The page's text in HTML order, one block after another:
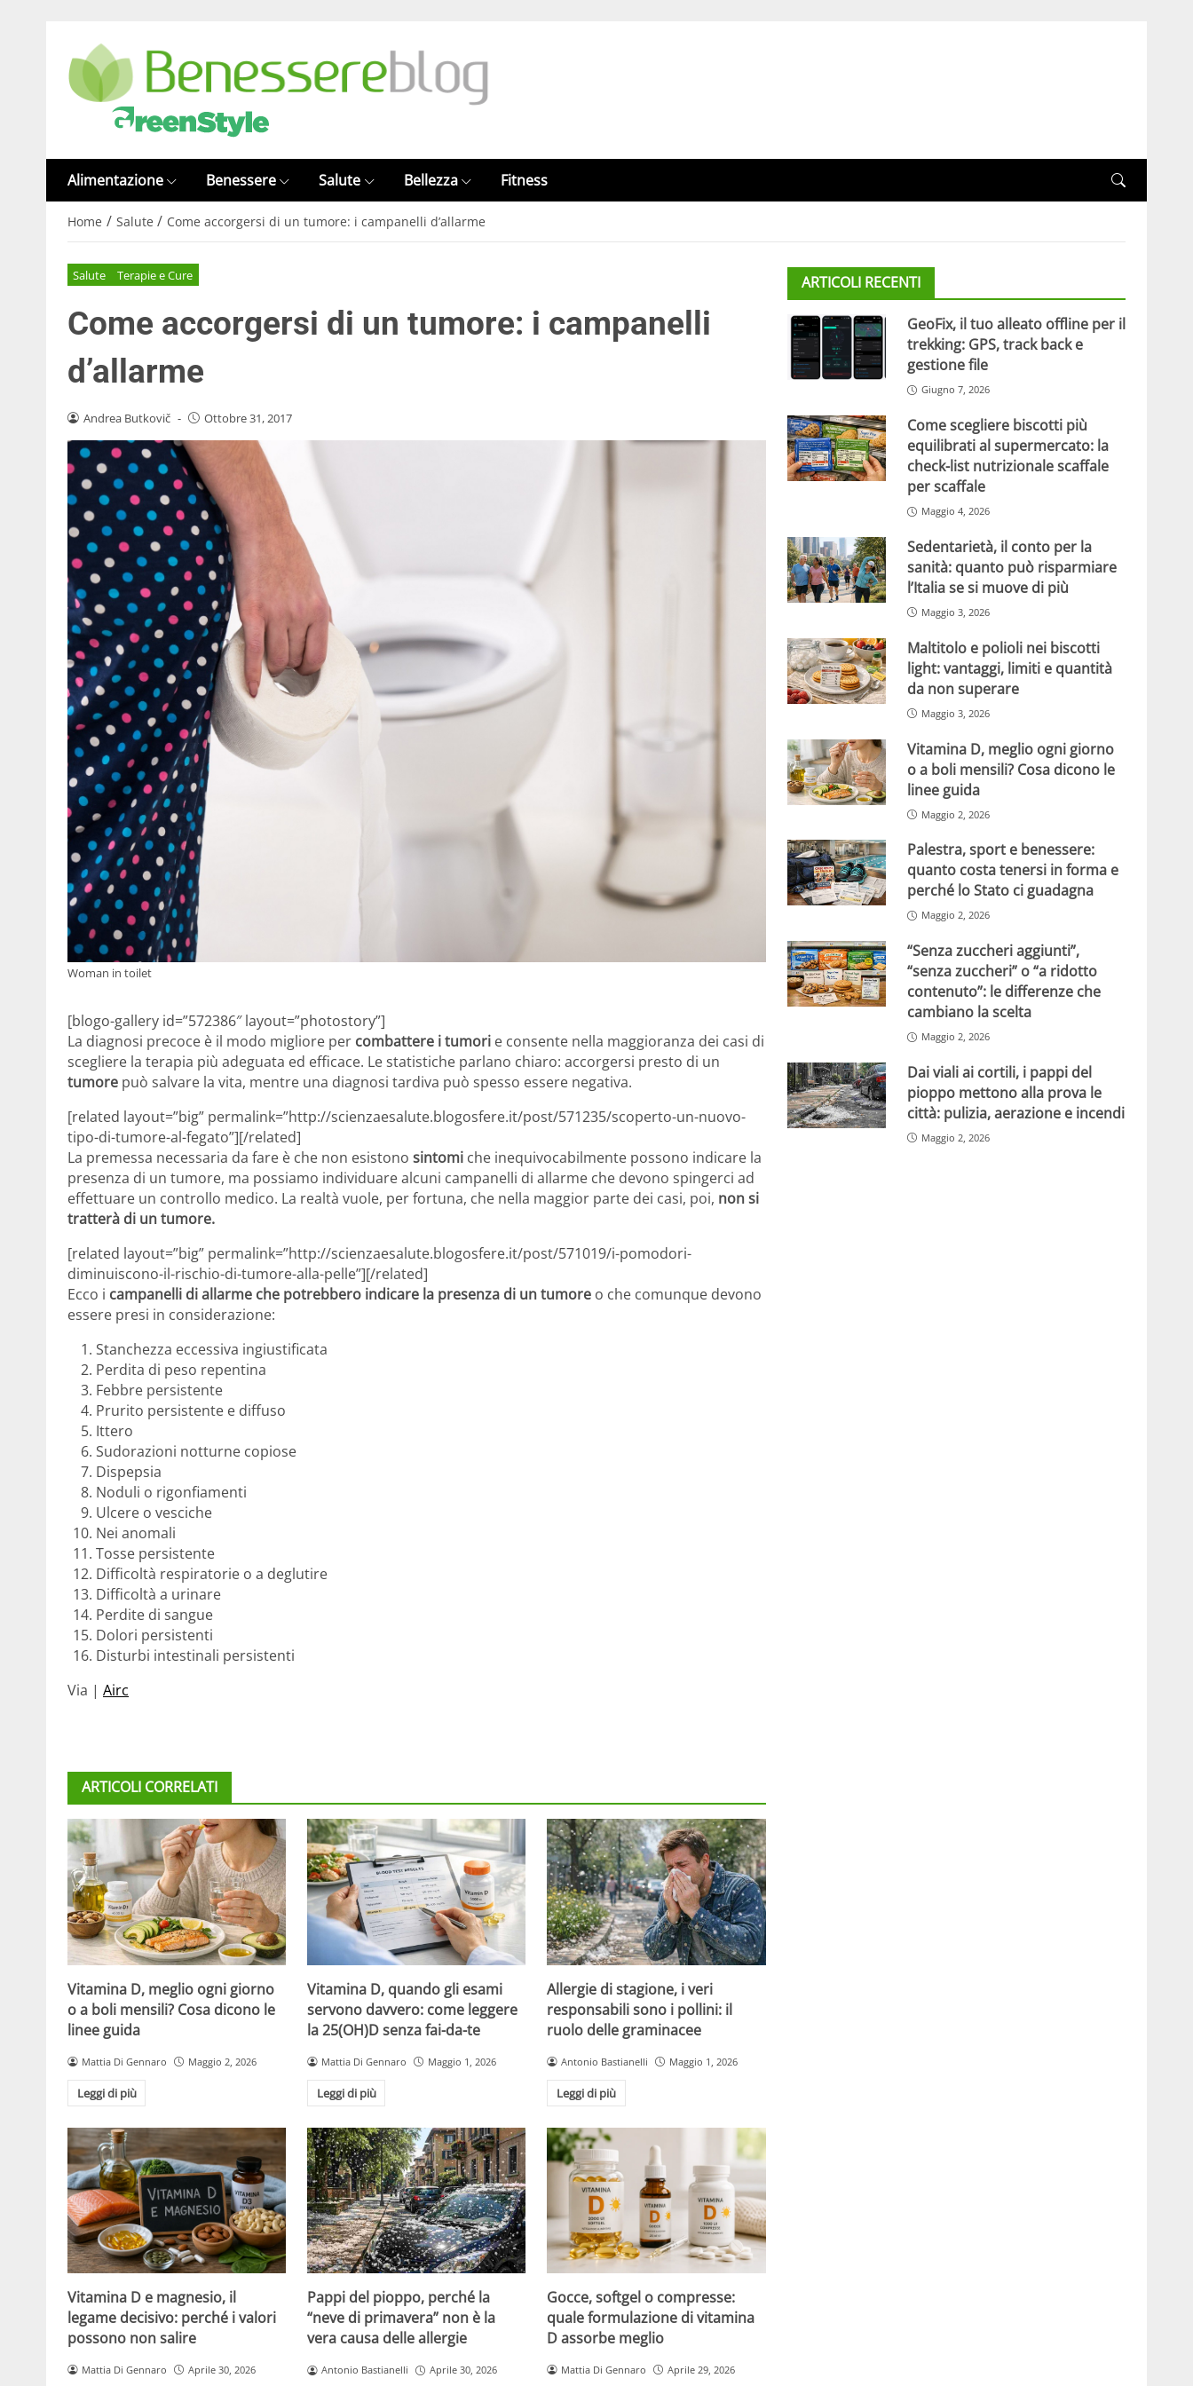
Alimentazione Benessere Salute Bellezza Fitness
Home / Salute / Come accorgersi di un tumore: i campanelli d’allarme
Salute Terapie e Cure
Come accorgersi di un tumore: i campanelli
d’allarme
Andrea Butkovič - Ottobre 31, 2017
Woman in toilet
[blogo-gallery id=”572386″ layout=”photostory”]
La diagnosi precoce è il modo migliore per combattere i tumori e consente nella maggioranza dei casi di
scegliere la terapia più adeguata ed efficace. Le statistiche parlano chiaro: accorgersi presto di un
tumore può salvare la vita, mentre una diagnosi tardiva può spesso essere negativa.
[related layout=”big” permalink=”http://scienzaesalute.blogosfere.it/post/571235/scoperto-un-nuovo-
tipo-di-tumore-al-fegato”][/related]
La premessa necessaria da fare è che non esistono sintomi che inequivocabilmente possono indicare la
presenza di un tumore, ma possiamo individuare alcuni campanelli di allarme che devono spingerci ad
effettuare un controllo medico. La realtà vuole, per fortuna, che nella maggior parte dei casi, poi, non si
tratterà di un tumore.
[related layout=”big” permalink=”http://scienzaesalute.blogosfere.it/post/571019/i-pomodori-
diminuiscono-il-rischio-di-tumore-alla-pelle”][/related]
Ecco i campanelli di allarme che potrebbero indicare la presenza di un tumore o che comunque devono
essere presi in considerazione:
Stanchezza eccessiva ingiustificata
Perdita di peso repentina
Febbre persistente
Prurito persistente e diffuso
Ittero
Sudorazioni notturne copiose
Dispepsia
Noduli o rigonfiamenti
Ulcere o vesciche
Nei anomali
Tosse persistente
Difficoltà respiratorie o a deglutire
Difficoltà a urinare
Perdite di sangue
Dolori persistenti
Disturbi intestinali persistenti
Via | Airc
ARTICOLI CORRELATI
Vitamina D, meglio ogni giorno
o a boli mensili? Cosa dicono le
linee guida
Mattia Di Gennaro Maggio 2, 2026
Leggi di più
Vitamina D, quando gli esami
servono davvero: come leggere
la 25(OH)D senza fai-da-te
Mattia Di Gennaro Maggio 1, 2026
Leggi di più
Allergie di stagione, i veri
responsabili sono i pollini: il
ruolo delle graminacee
Antonio Bastianelli Maggio 1, 2026
Leggi di più
Vitamina D e magnesio, il
legame decisivo: perché i valori
possono non salire
Mattia Di Gennaro Aprile 30, 2026
Pappi del pioppo, perché la
“neve di primavera” non è la
vera causa delle allergie
Antonio Bastianelli Aprile 30, 2026
Gocce, softgel o compresse:
quale formulazione di vitamina
D assorbe meglio
Mattia Di Gennaro Aprile 29, 2026
ARTICOLI RECENTI
GeoFix, il tuo alleato offline per il
trekking: GPS, track back e
gestione file
Giugno 7, 2026
Come scegliere biscotti più
equilibrati al supermercato: la
check-list nutrizionale scaffale
per scaffale
Maggio 4, 2026
Sedentarietà, il conto per la
sanità: quanto può risparmiare
l’Italia se si muove di più
Maggio 3, 2026
Maltitolo e polioli nei biscotti
light: vantaggi, limiti e quantità
da non superare
Maggio 3, 2026
Vitamina D, meglio ogni giorno
o a boli mensili? Cosa dicono le
linee guida
Maggio 2, 2026
Palestra, sport e benessere:
quanto costa tenersi in forma e
perché lo Stato ci guadagna
Maggio 2, 2026
“Senza zuccheri aggiunti”,
“senza zuccheri” o “a ridotto
contenuto”: le differenze che
cambiano la scelta
Maggio 2, 2026
Dai viali ai cortili, i pappi del
pioppo mettono alla prova le
città: pulizia, aerazione e incendi
Maggio 2, 2026